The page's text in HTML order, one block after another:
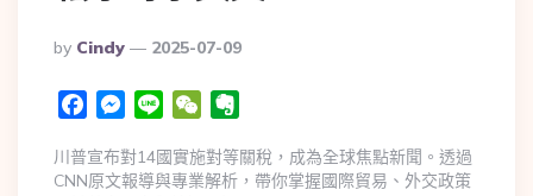
By Cindy 2025-07-09
FacebookMessenger
Line WeChat
川普宣布對14國實施對等關稅，成為全球焦點新聞。透過
CNN原文報導與專業解析，帶你掌握國際貿易、外交政策